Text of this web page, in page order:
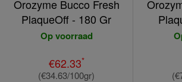
Orozyme Bucco Fresh
PlaqueOff - 180 Gr
Op voorraad
€62.33*
(€34.63/100gr)